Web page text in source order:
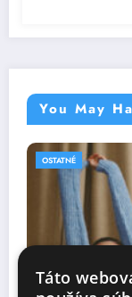
You May
OSTATNÉ
Táto